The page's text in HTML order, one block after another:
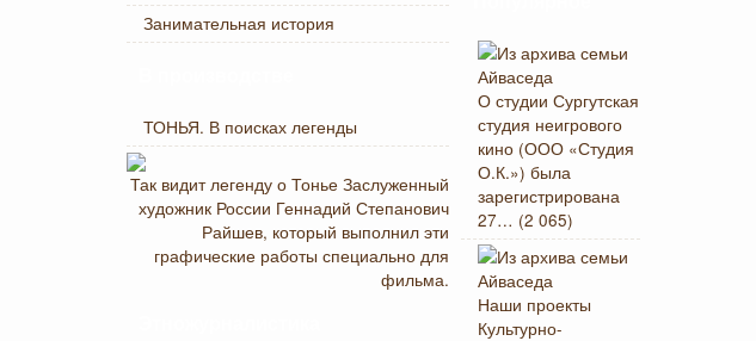
Занимательная история
ТОНЬЯ. В поисках легенды
Так видит легенду о Тонье Заслуженный
художник России Геннадий Степанович
Райшев, который выполнил эти
графические работы специально для
фильма.
О студии Сургутская
студия неигрового
кино (ООО «Студия
О.К.») была
зарегистрирована
27… (2 065)
Наши проекты
Культурно-